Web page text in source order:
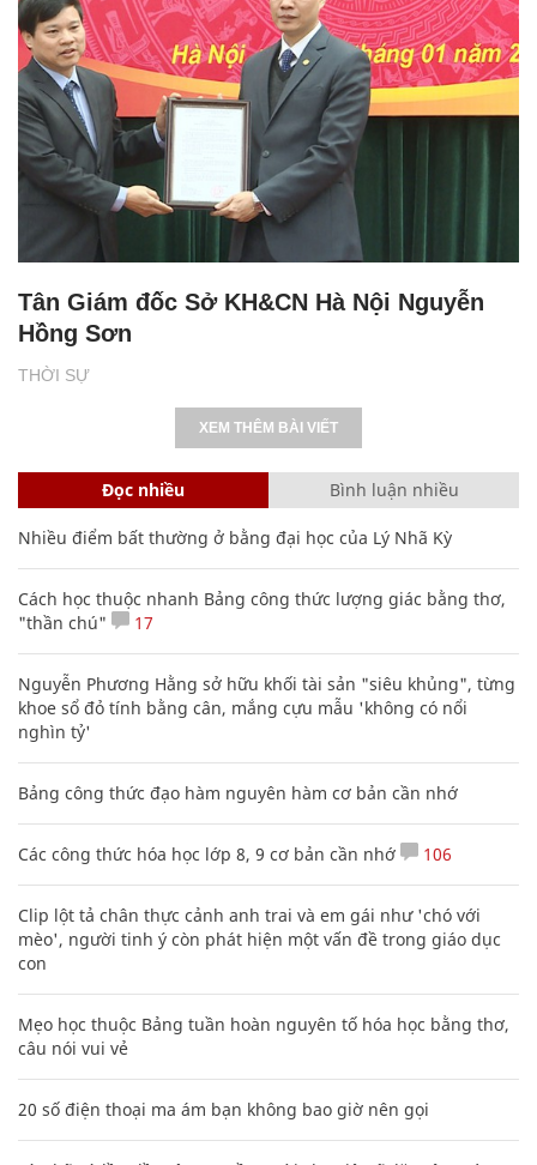
THỜI SỰ
Tân Giám đốc Sở KH&CN Hà Nội Nguyễn
Hồng Sơn
XEM THÊM BÀI VIẾT
Đọc nhiều Bình luận nhiều
Nhiều điểm bất thường ở bằng đại học của Lý Nhã Kỳ
Cách học thuộc nhanh Bảng công thức lượng giác bằng thơ,
"thần chú"
17
Nguyễn Phương Hằng sở hữu khối tài sản "siêu khủng", từng
khoe sổ đỏ tính bằng cân, mắng cựu mẫu 'không có nổi
nghìn tỷ'
Bảng công thức đạo hàm nguyên hàm cơ bản cần nhớ
Các công thức hóa học lớp 8, 9 cơ bản cần nhớ 106
Clip lột tả chân thực cảnh anh trai và em gái như 'chó với
mèo', người tinh ý còn phát hiện một vấn đề trong giáo dục
con
Mẹo học thuộc Bảng tuần hoàn nguyên tố hóa học bằng thơ,
câu nói vui vẻ
20 số điện thoại ma ám bạn không bao giờ nên gọi